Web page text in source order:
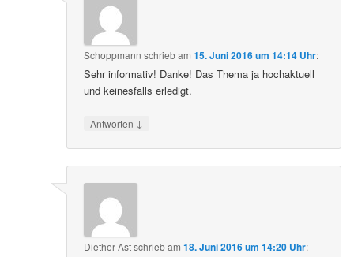
Schoppmann schriebam15. Juni 2016 um 14:14 Uhr:
Sehr informativ! Danke! Das Thema ja hochaktuell
und keinesfalls erledigt.
Antworten ↓
Diether Astschriebam18. Juni 2016 um 14:20 Uhr: